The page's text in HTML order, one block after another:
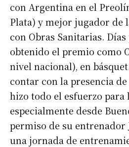
con Argentina en el
Plata) y mejor jugador de
con Obras Sanitarias. Días
obtenido el premio como
nivel nacional), en
contar con la presencia
hizo todo el esfuerzo para
especialmente desde
permiso de su entrenador
una jornada de